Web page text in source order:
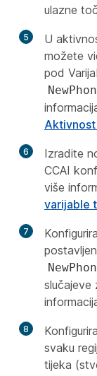
ulazne
5
U
možete
pod
6
Izradite
CCAI
više
varijable
7
slučajeve
8
svaku
tijeka